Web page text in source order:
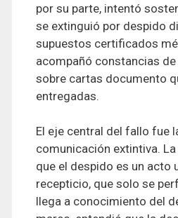
por su parte, intentó
se extinguió por despido
supuestos certificados
acompañó constancias
sobre cartas documento
entregadas.
El eje central del fallo fue
comunicación extintiva.
que el despido es un acto
recepticio, que solo se
llega a conocimiento del